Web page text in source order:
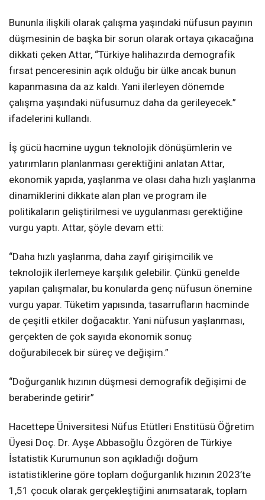
Bununla ilişkili olarak çalışma yaşındaki nüfusun payının
düşmesinin de başka bir sorun olarak ortaya çıkacağına
dikkati çeken Attar, “Türkiye halihazırda demografik
fırsat penceresinin açık olduğu bir ülke ancak bunun
kapanmasına da az kaldı. Yani ilerleyen dönemde
çalışma yaşındaki nüfusumuz daha da gerileyecek.”
ifadelerini kullandı.
İş gücü hacmine uygun teknolojik dönüşümlerin ve
yatırımların planlanması gerektiğini anlatan Attar,
ekonomik yapıda, yaşlanma ve olası daha hızlı yaşlanma
dinamiklerini dikkate alan plan ve program ile
politikaların geliştirilmesi ve uygulanması gerektiğine
vurgu yaptı. Attar, şöyle devam etti:
“Daha hızlı yaşlanma, daha zayıf girişimcilik ve
teknolojik ilerlemeye karşılık gelebilir. Çünkü genelde
yapılan çalışmalar, bu konularda genç nüfusun önemine
vurgu yapar. Tüketim yapısında, tasarrufların hacminde
de çeşitli etkiler doğacaktır. Yani nüfusun yaşlanması,
gerçekten de çok sayıda ekonomik sonuç
doğurabilecek bir süreç ve değişim.”
“Doğurganlık hızının düşmesi demografik değişimi de
beraberinde getirir”
Hacettepe Üniversitesi Nüfus Etütleri Enstitüsü Öğretim
Üyesi Doç. Dr. Ayşe Abbasoğlu Özgören de Türkiye
İstatistik Kurumunun son açıkladığı doğum
istatistiklerine göre toplam doğurganlık hızının 2023’te
1,51 çocuk olarak gerçekleştiğini anımsatarak, toplam